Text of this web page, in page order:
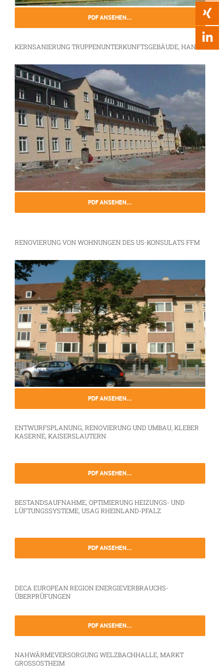
PDF ANSEHEN…
KERNSANIERUNG TRUPPENUNTERKUNFTSGEBÄUDE, HANAU
PDF ANSEHEN…
RENOVIERUNG VON WOHNUNGEN DES US-KONSULATS FFM
PDF ANSEHEN…
ENTWURFSPLANUNG, RENOVIERUNG UND UMBAU, KLEBER
KASERNE, KAISERSLAUTERN
PDF ANSEHEN…
BESTANDSAUFNAHME, OPTIMIERUNG HEIZUNGS- UND
LÜFTUNGSSYSTEME, USAG RHEINLAND-PFALZ
PDF ANSEHEN…
DECA EUROPEAN REGION ENERGIEVERBRAUCHS-
ÜBERPRÜFUNGEN
PDF ANSEHEN…
NAHWÄRMEVERSORGUNG WELZBACHHALLE, MARKT
GROSSOSTHEIM